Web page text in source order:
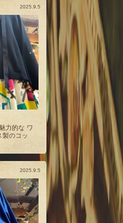
2025.9.5
力的な ワ
のコッ
2025.9.5